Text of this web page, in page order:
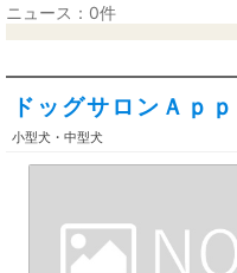
ニュース：0件
ドッグサロンＡｐ
小型犬・中型犬